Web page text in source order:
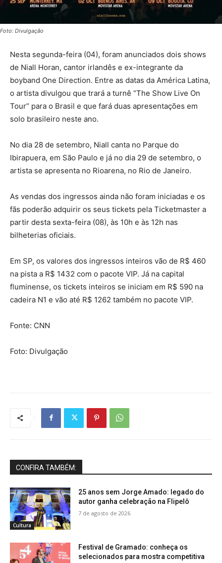
Foto: Divulgação
Nesta segunda-feira (04), foram anunciados dois shows
de Niall Horan, cantor irlandês e ex-integrante da
boyband One Direction. Entre as datas da América Latina,
o artista divulgou que trará a turnê “The Show Live On
Tour” para o Brasil e que fará duas apresentações em
solo brasileiro neste ano.
No dia 28 de setembro, Niall canta no Parque do
Ibirapuera, em São Paulo e já no dia 29 de setembro, o
artista se apresenta no Rioarena, no Rio de Janeiro.
As vendas dos ingressos ainda não foram iniciadas e os
fãs poderão adquirir os seus tickets pela Ticketmaster a
partir desta sexta-feira (08), às 10h e às 12h nas
bilheterias oficiais.
Em SP, os valores dos ingressos inteiros vão de R$ 460
na pista a R$ 1432 com o pacote VIP. Já na capital
fluminense, os tickets inteiros se iniciam em R$ 590 na
cadeira N1 e vão até R$ 1262 também no pacote VIP.
Fonte: CNN
Foto: Divulgação
CONFIRA TAMBÉM:
Cultura
25 anos sem Jorge Amado: legado do
autor ganha celebração na Flipelô
7 de agosto de 2026
Festival de Gramado: conheça os
selecionados para mostra competitiva